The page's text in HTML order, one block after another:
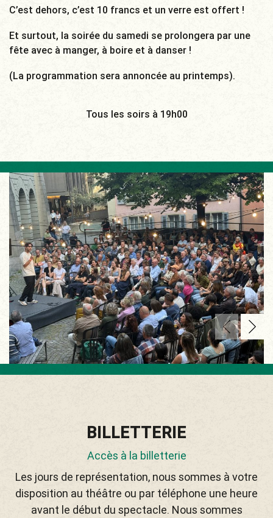
C’est dehors, c’est 10 francs et un verre est offert !
Et surtout, la soirée du samedi se prolongera par une
fête avec à manger, à boire et à danser !
(La programmation sera annoncée au printemps).
Tous les soirs à 19h00
BILLETTERIE
Accès à la billetterie
Les jours de représentation, nous sommes à votre
disposition au théâtre ou par téléphone une heure
avant le début du spectacle. Nous sommes